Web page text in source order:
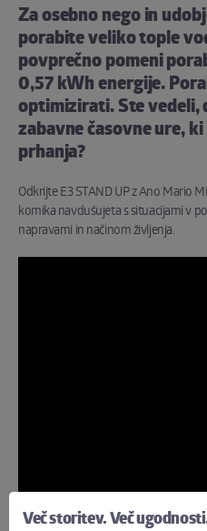
Za osebno nego in
porabite veliko tople
povprečno pomeni
0,57 kWh energije.
optimizirati. Ste vedeli,
zabavne časovne ure,
prhanja?
Odkrijte E3 STAND UP z Ano Mario
komika navdušujeta s situacijami v
napravami in načinom življenja.
Več storitev. Več